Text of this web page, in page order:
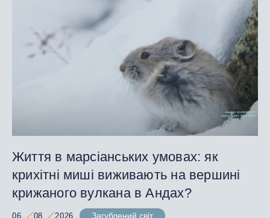
Життя в марсіанських умовах: як
крихітні миші виживають на вершині
крижаного вулкана в Андах?
06 08 2026
Загублений світ